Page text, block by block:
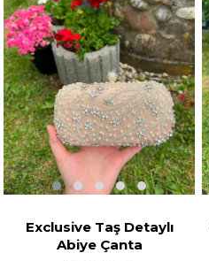
Exclusive Taş Detaylı
Abiye Çanta